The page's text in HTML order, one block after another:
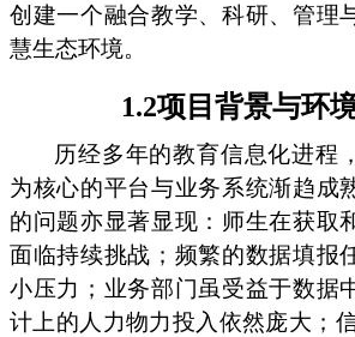
创建一个融合教学、科研、管理
慧生态环境。
1.2项目背景与环
历经多年的教育信息化进程
为核心的平台与业务系统渐趋成
的问题亦显著显现：师生在获取
面临持续挑战；频繁的数据填报
小压力；业务部门虽受益于数据
计上的人力物力投入依然庞大；